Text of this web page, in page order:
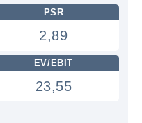
PSR
2,89
EV/EBIT
23,55